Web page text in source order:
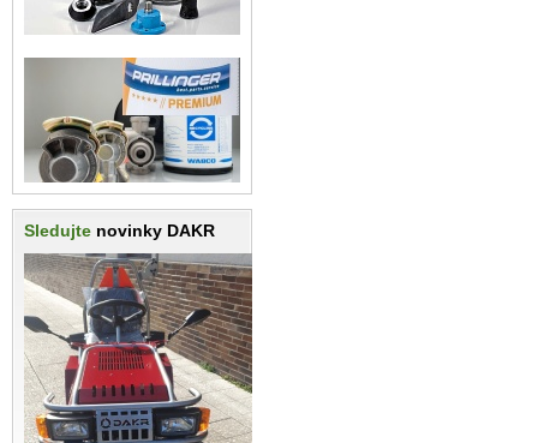
Sledujte novinky DAKR